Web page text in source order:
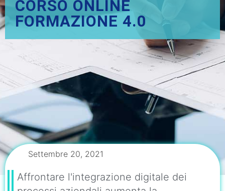
CORSO ONLINE
FORMAZIONE 4.0
Settembre 20, 2021
Affrontare l'integrazione digitale dei